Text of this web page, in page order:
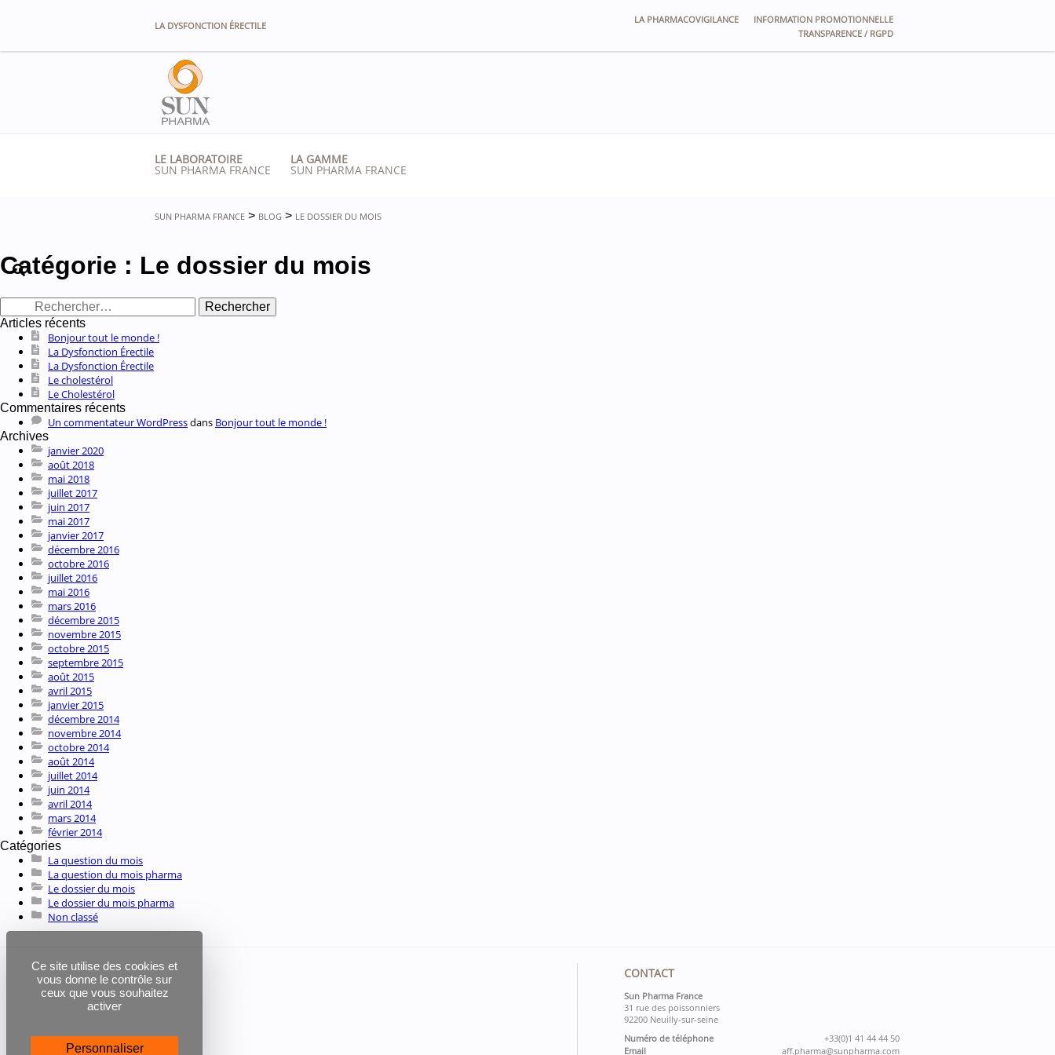
LA DYSFONCTION ÉRECTILE
LA PHARMACOVIGILANCE
INFORMATION PROMOTIONNELLE
TRANSPARENCE / RGPD
LE LABORATOIRE
SUN PHARMA FRANCE
LA GAMME
SUN PHARMA FRANCE
SUN PHARMA FRANCE > BLOG > LE DOSSIER DU MOIS
Catégorie : Le dossier du mois
Rechercher :
Articles récents
Bonjour tout le monde !
La Dysfonction Érectile
La Dysfonction Érectile
Le cholestérol
Le Cholestérol
Commentaires récents
Un commentateur WordPressdans Bonjour tout le monde !
Archives
janvier 2020
août 2018
mai 2018
juillet 2017
juin 2017
mai 2017
janvier 2017
décembre 2016
octobre 2016
juillet 2016
mai 2016
mars 2016
décembre 2015
novembre 2015
octobre 2015
septembre 2015
août 2015
avril 2015
janvier 2015
décembre 2014
novembre 2014
octobre 2014
août 2014
juillet 2014
juin 2014
avril 2014
mars 2014
février 2014
Catégories
La question du mois
La question du mois pharma
Le dossier du mois
Le dossier du mois pharma
Non classé
CONTACT
Sun Pharma France
31 rue des poissonniers
92200 Neuilly-sur-seine
Numéro de téléphone
+33(0)1 41 44 44 50
Email
aff.pharma@sunpharma.com
Ce site utilise des cookies et
vous donne le contrôle sur
ceux que vous souhaitez
activer
Personnaliser